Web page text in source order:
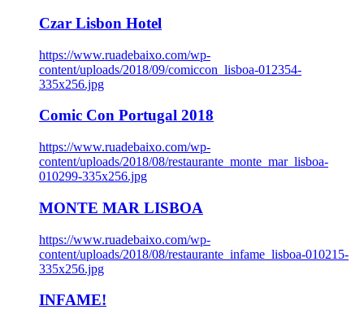
Czar Lisbon Hotel
https://www.ruadebaixo.com/wp-
content/uploads/2018/09/comiccon_lisboa-012354-
335x256.jpg
Comic Con Portugal 2018
https://www.ruadebaixo.com/wp-
content/uploads/2018/08/restaurante_monte_mar_lisboa-
010299-335x256.jpg
MONTE MAR LISBOA
https://www.ruadebaixo.com/wp-
content/uploads/2018/08/restaurante_infame_lisboa-010215-
335x256.jpg
INFAME!